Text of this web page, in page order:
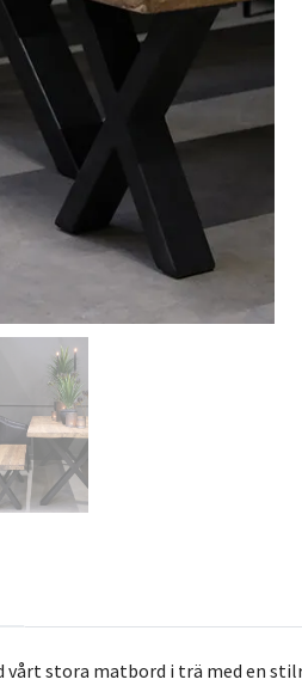
vårt stora matbord i trä med en